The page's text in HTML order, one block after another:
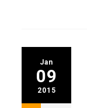
Jan
09
2015